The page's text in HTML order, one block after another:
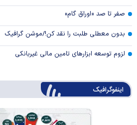
صفر تا صد «اوراق گام»
بدون معطلی طلبت را نقد کن!/موشن گرافیک
لزوم توسعه ابزارهای تامین مالی غیربانکی
اینفوگرافیک